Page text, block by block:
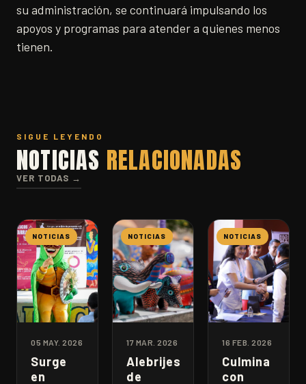
su administración, se continuará impulsando los
apoyos y programas para atender a quienes menos
tienen.
SIGUE LEYENDO
NOTICIAS RELACIONADAS
VER TODAS →
NOTICIAS
05 MAY. 2026
Surge
en
NOTICIAS
17 MAR. 2026
Alebrijes
de
NOTICIAS
16 FEB. 2026
Culmina
con